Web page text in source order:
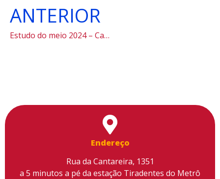
ANTERIOR
Estudo do meio 2024 – Cananéia
Endereço
Rua da Cantareira, 1351
a 5 minutos a pé da estação Tiradentes do Metrô